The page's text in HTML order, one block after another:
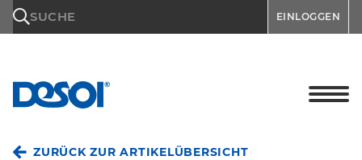
SUCHE EINLOGGEN
ZURÜCK ZUR ARTIKELÜBERSICHT